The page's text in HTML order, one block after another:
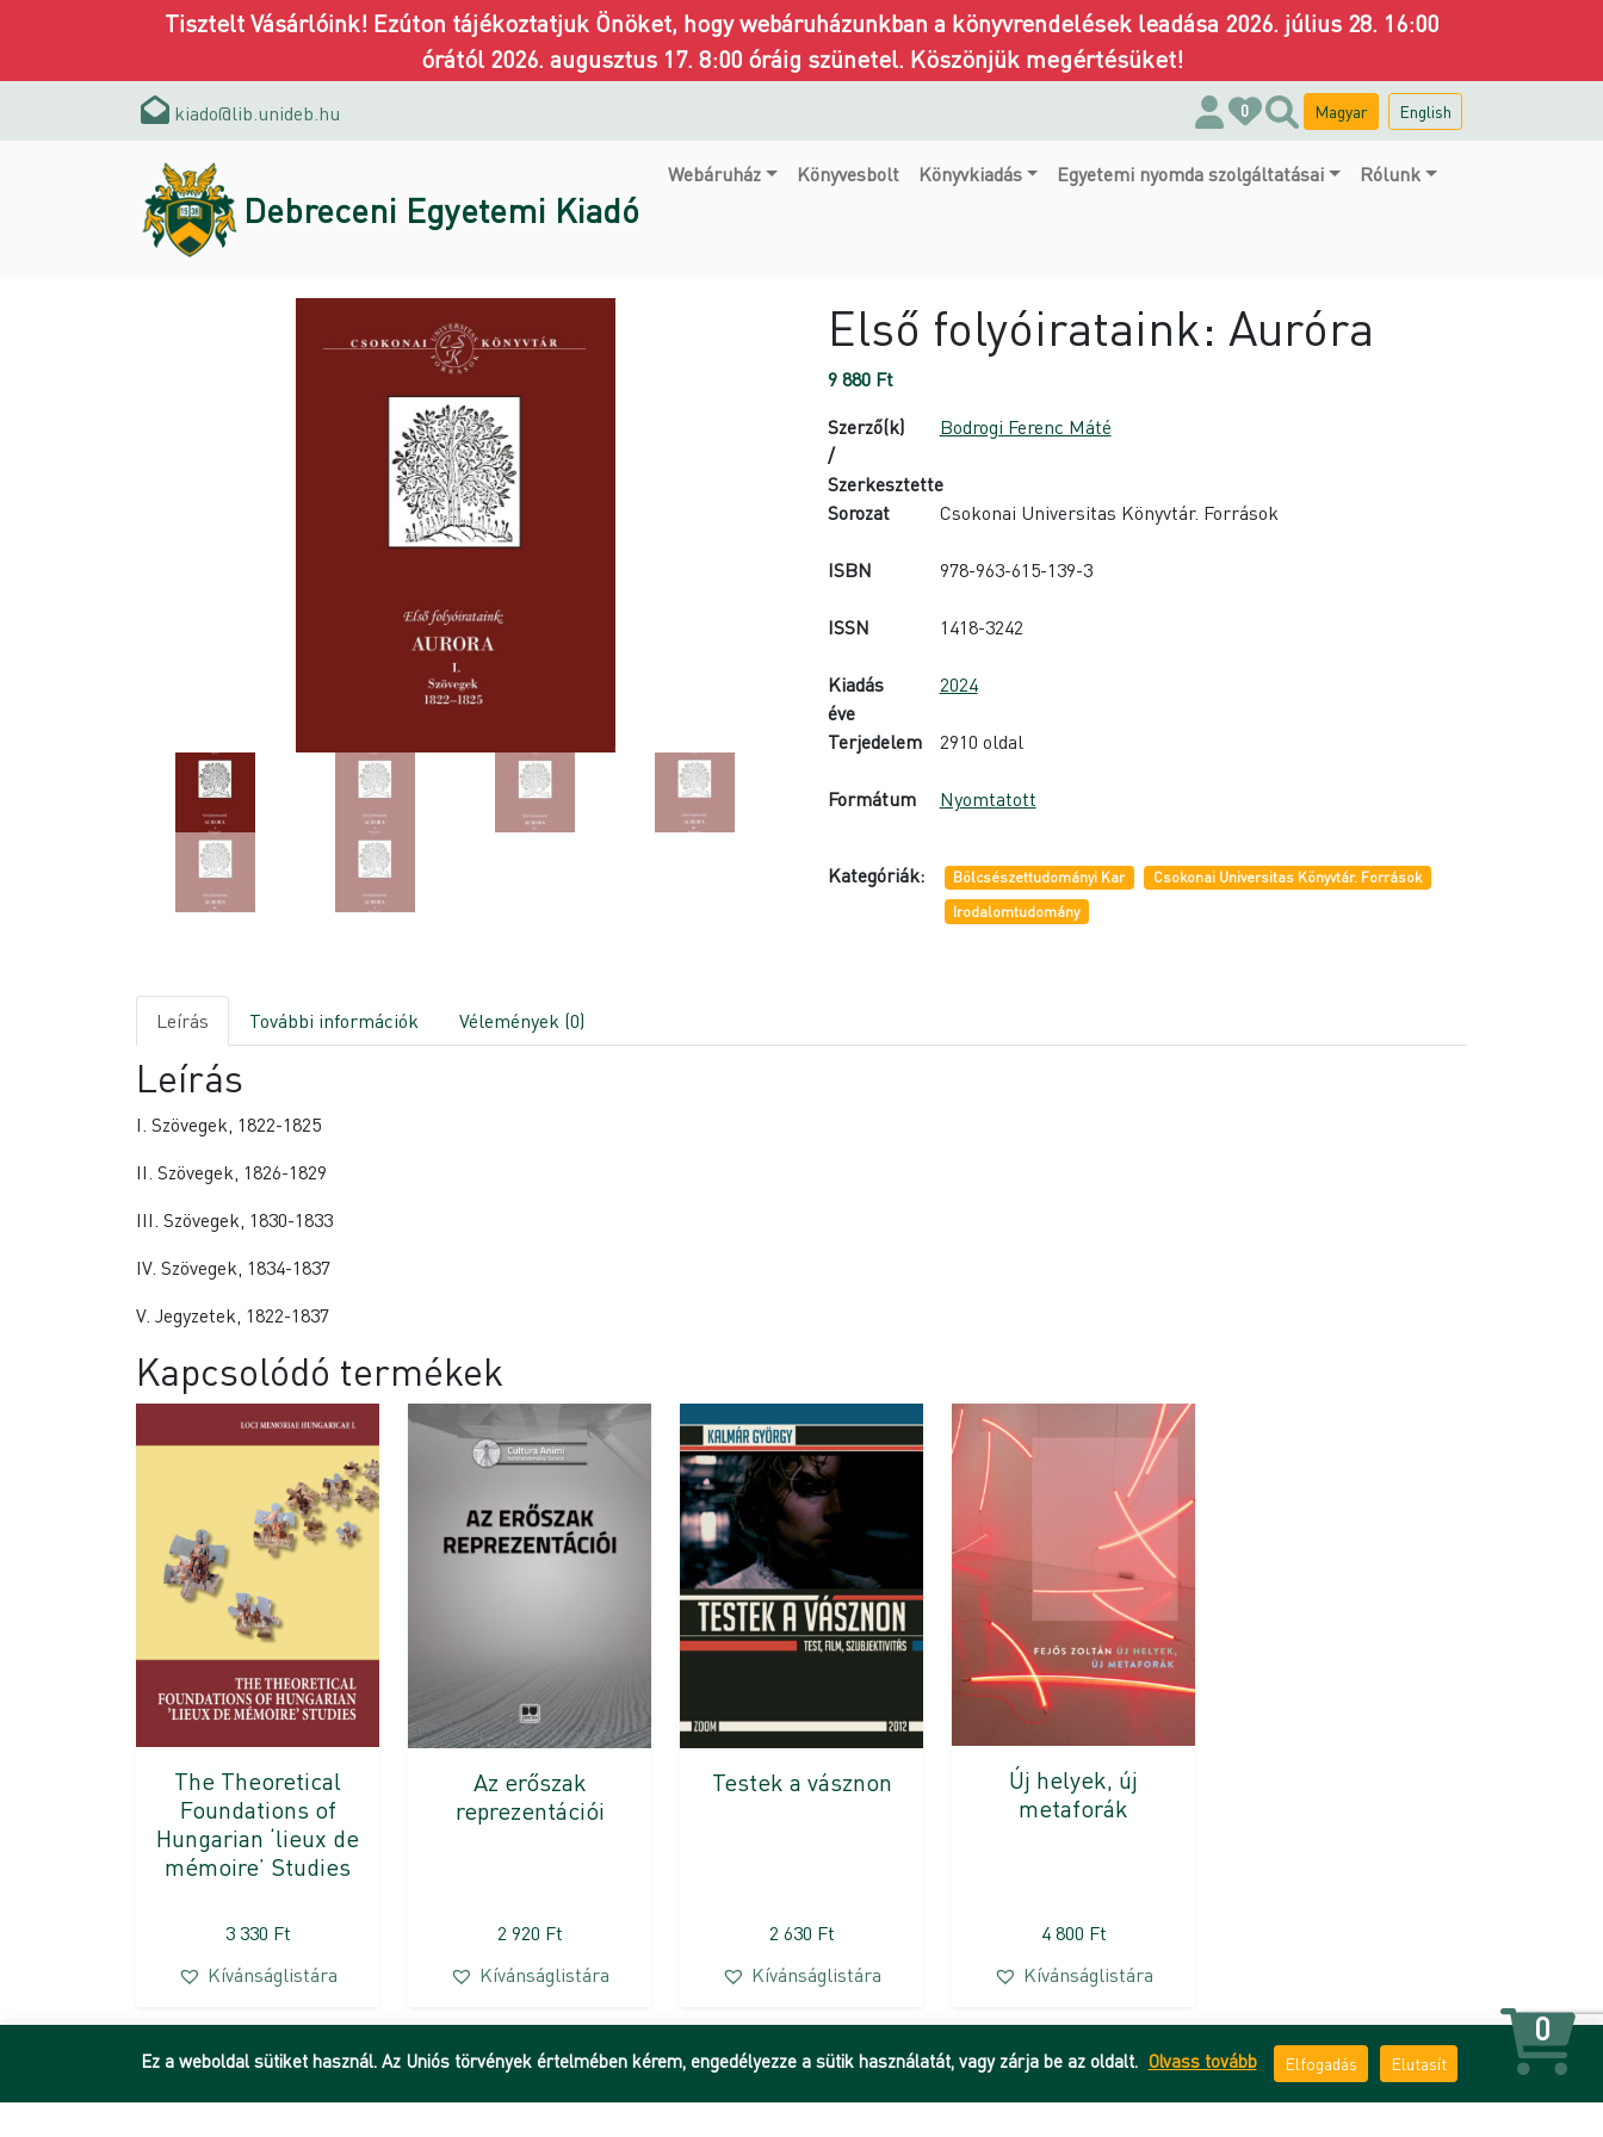
Tisztelt Vásárlóink! Ezúton tájékoztatjuk Önöket, hogy webáruházunkban a könyvrendelések leadása 2026. július 28. 16:00
órától 2026. augusztus 17. 8:00 óráig szünetel. Köszönjük megértésüket!
kiado@lib.unideb.hu 0 Magyar English
Debreceni Egyetemi Kiadó
Webáruház Könyvesbolt Könyvkiadás Egyetemi nyomda szolgáltatásai Rólunk
Első folyóirataink: Auróra
9 880 Ft
Szerző(k)
/
Szerkesztette
Bodrogi Ferenc Máté
Sorozat Csokonai Universitas Könyvtár. Források
ISBN 978-963-615-139-3
ISSN 1418-3242
Kiadás
éve
2024
Terjedelem 2910 oldal
Formátum Nyomtatott
Kategóriák: Bölcsészettudományi Kar
Csokonai Universitas Könyvtár. Források
Irodalomtudomány
Leírás További információk Vélemények (0)
Leírás
I. Szövegek, 1822-1825
II. Szövegek, 1826-1829
III. Szövegek, 1830-1833
IV. Szövegek, 1834-1837
V. Jegyzetek, 1822-1837
Kapcsolódó termékek
The Theoretical
Foundations of
Hungarian ‘lieux de
mémoire’ Studies
3 330 Ft
Kívánságlistára
Az erőszak
reprezentációi
2 920 Ft
Kívánságlistára
Testek a vásznon
2 630 Ft
Kívánságlistára
Új helyek, új
metaforák
4 800 Ft
Kívánságlistára
Ez a weboldal sütiket használ. Az Uniós törvények értelmében kérem, engedélyezze a sütik használatát, vagy zárja be az oldalt. Olvass tovább Elfogadás Elutasít
0